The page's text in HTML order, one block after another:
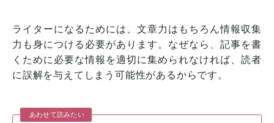
ライターになるためには、文章力はもちろん情報収集
力も身につける必要があります。なぜなら、記事を書
くために必要な情報を適切に集められなければ、読者
に誤解を与えてしまう可能性があるからです。
あわせて読みたい